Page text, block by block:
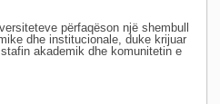
përfaqëson një shembull
dhe institucionale, duke krijuar
akademik dhe komunitetin e